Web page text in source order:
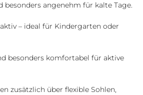
besonders angenehm für kalte Tage.
– ideal für Kindergarten oder
besonders komfortabel für aktive
zusätzlich über flexible Sohlen,